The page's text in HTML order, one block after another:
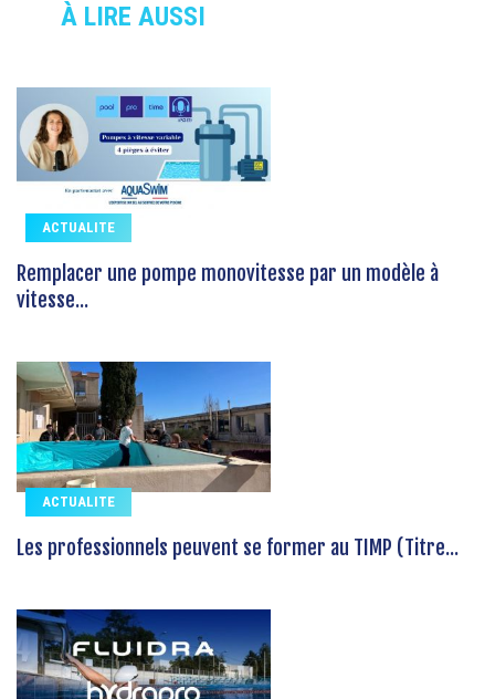
À LIRE AUSSI
ACTUALITE
Remplacer une pompe monovitesse par un modèle à
vitesse...
ACTUALITE
Les professionnels peuvent se former au TIMP (Titre...